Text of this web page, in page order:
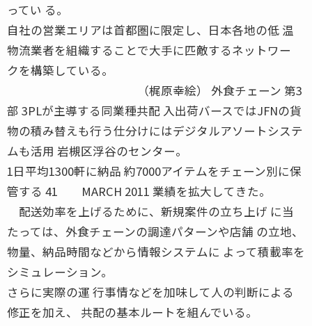
ってい る。
自社の営業エリアは首都圏に限定し、日本各地の低 温
物流業者を組織することで大手に匹敵するネットワー
クを構築している。
（梶原幸絵） 外食チェーン 第3
部 3PLが主導する同業種共配 入出荷バースではJFNの貨
物の積み替えも行う仕分けにはデジタルアソートシステ
ムも活用 岩槻区浮谷のセンター。
1日平均1300軒に納品 約7000アイテムをチェーン別に保
管する 41 MARCH 2011 業績を拡大してきた。
配送効率を上げるために、新規案件の立ち上げ に当
たっては、外食チェーンの調達パターンや店舗 の立地、
物量、納品時間などから情報システムに よって積載率を
シミュレーション。
さらに実際の運 行事情などを加味して人の判断による
修正を加え、 共配の基本ルートを組んでいる。